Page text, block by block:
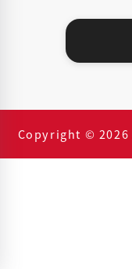
Copyright © 2026